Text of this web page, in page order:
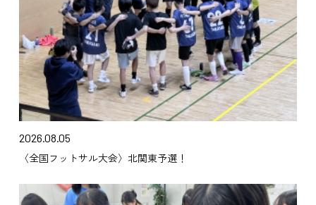
2026.08.05
〈全国フットサル大会〉北関東予選！